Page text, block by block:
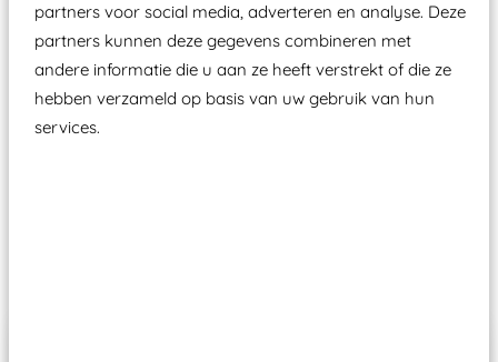
partners voor social media, adverteren en analyse. Deze
partners kunnen deze gegevens combineren met
andere informatie die u aan ze heeft verstrekt of die ze
hebben verzameld op basis van uw gebruik van hun
services.
moet zijn van een typekeuring, -plaatje en
certificering, uitgegeven door een Nederlands
aangewezen keuringsinstantie?
Wij ook speeltoestellen kunnen laten keuren zodat